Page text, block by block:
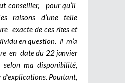
conseiller, pour qu’il
raisons d’une telle
exacte de ces rites et
en question. Il m’a
en date du 22 janvier
ma disponibilité,
Pourtant,